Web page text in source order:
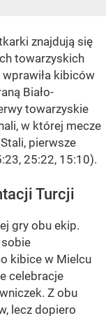
znajdują się
towarzyskich
kibiców
Biało-
towarzyskie
w której mecze
pierwsze
25:22, 15:10).
Turcji
gry obu ekip.
kibice w Mielcu
celebracje
Z obu
lecz dopiero